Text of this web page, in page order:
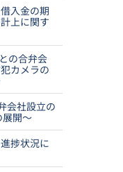
入金の期
上に関す
の合弁会
カメラの
会社設立の
展開～
捗状況に